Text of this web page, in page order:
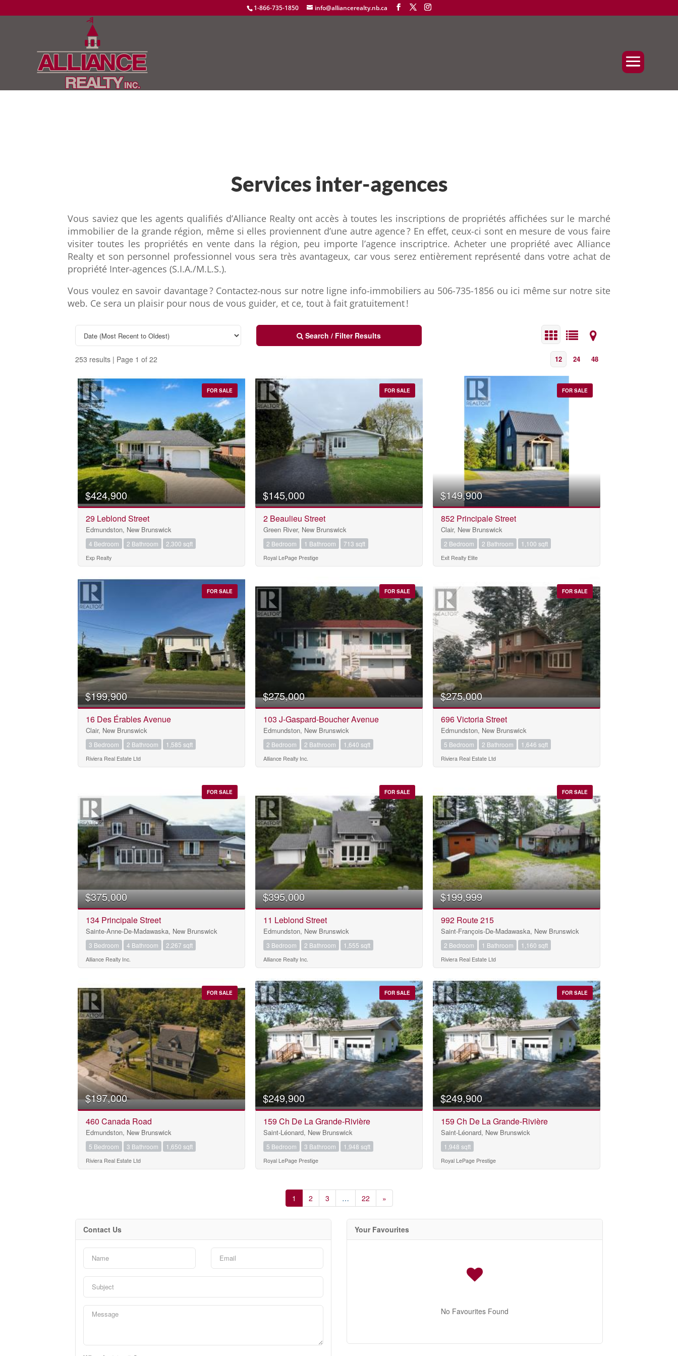
1-866-735-1850 info@alliancerealty.nb.ca
Services inter-agences
Vous saviez que les agents qualifiés d’Alliance Realty ont accès à toutes les inscriptions de propriétés affichées sur le marché
immobilier de la grande région, même si elles proviennent d’une autre agence ? En effet, ceux-ci sont en mesure de vous faire
visiter toutes les propriétés en vente dans la région, peu importe l’agence inscriptrice. Acheter une propriété avec Alliance
Realty et son personnel professionnel vous sera très avantageux, car vous serez entièrement représenté dans votre achat de
propriété Inter-agences (S.I.A./M.L.S.).
Vous voulez en savoir davantage ? Contactez-nous sur notre ligne info-immobiliers au 506-735-1856 ou ici même sur notre site
web. Ce sera un plaisir pour nous de vous guider, et ce, tout à fait gratuitement !
Search / Filter Results
253 results | Page 1 of 22 12 24 48
Bedrooms
0 10
Bathrooms
Price
$1000000
Condominium
Pool
Waterfront
Open House
Search
FOR SALE
$424,900
29 Leblond Street
Edmundston, New Brunswick
4 Bedroom 2 Bathroom 2,300 sqft
Exp Realty
FOR SALE
$145,000
2 Beaulieu Street
Green River, New Brunswick
2 Bedroom 1 Bathroom 713 sqft
Royal LePage Prestige
FOR SALE
$149,900
852 Principale Street
Clair, New Brunswick
2 Bedroom 2 Bathroom 1,100 sqft
Exit Realty Elite
FOR SALE
$199,900
16 Des Érables Avenue
Clair, New Brunswick
3 Bedroom 2 Bathroom 1,585 sqft
Riviera Real Estate Ltd
FOR SALE
$275,000
103 J-Gaspard-Boucher Avenue
Edmundston, New Brunswick
2 Bedroom 2 Bathroom 1,640 sqft
Alliance Realty Inc.
FOR SALE
$275,000
696 Victoria Street
Edmundston, New Brunswick
5 Bedroom 2 Bathroom 1,646 sqft
Riviera Real Estate Ltd
FOR SALE
$375,000
134 Principale Street
Sainte-Anne-De-Madawaska, New Brunswick
3 Bedroom 4 Bathroom 2,267 sqft
Alliance Realty Inc.
FOR SALE
$395,000
11 Leblond Street
Edmundston, New Brunswick
3 Bedroom 2 Bathroom 1,555 sqft
Alliance Realty Inc.
FOR SALE
$199,999
992 Route 215
Saint-François-De-Madawaska, New Brunswick
2 Bedroom 1 Bathroom 1,160 sqft
Riviera Real Estate Ltd
FOR SALE
$197,000
460 Canada Road
Edmundston, New Brunswick
5 Bedroom 3 Bathroom 1,650 sqft
Riviera Real Estate Ltd
FOR SALE
$249,900
159 Ch De La Grande-Rivière
Saint-Léonard, New Brunswick
5 Bedroom 3 Bathroom 1,948 sqft
Royal LePage Prestige
FOR SALE
$249,900
159 Ch De La Grande-Rivière
Saint-Léonard, New Brunswick
1,948 sqft
Royal LePage Prestige
1 2 3 … 22 »
Contact Us Your Favourites
No Favourites Found